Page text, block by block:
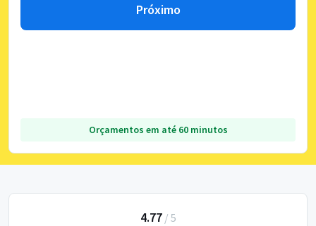
Próximo
Orçamentos em até 60 minutos
4.77/ 5